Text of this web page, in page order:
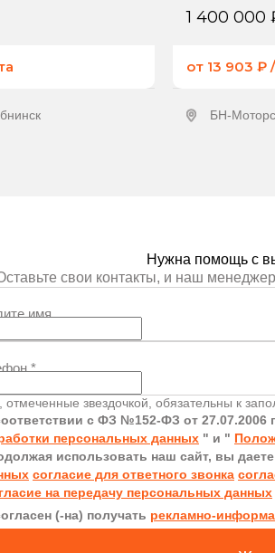
1 400 000
от 13 903 ₽
БН-
Нужна помощь с
свои контакты, и наш
имя
*
отмеченные звездочкой, обязательны к
с ФЗ №152-ФЗ от 27.07.2006
персональных данных " и "
использовать наш сайт, вы
согласие для ответного звонка
на передачу персональных данных
(-на) получать рекламно-